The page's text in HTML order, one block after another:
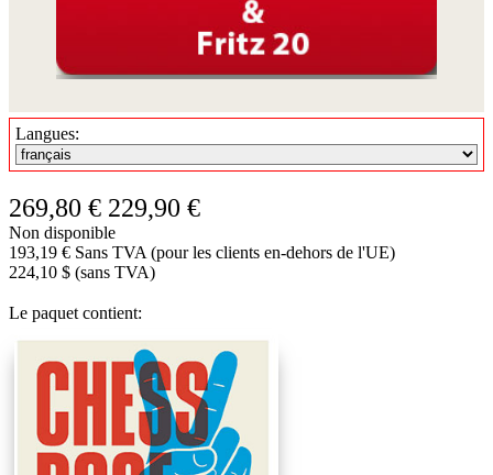
Langues:
269,80 € 229,90 €
Non disponible
193,19 € Sans TVA (pour les clients en-dehors de l'UE)
224,10 $ (sans TVA)
Le paquet contient: